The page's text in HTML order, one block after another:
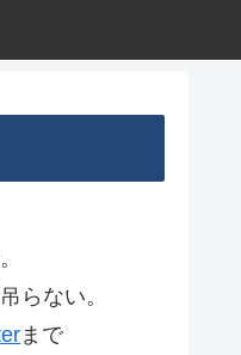
らない。
まで